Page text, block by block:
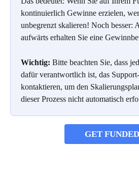
kontinuierlich Gewinne erzielen,
unbegrenzt skalieren! Noch besser:
aufwärts erhalten Sie eine
Wichtig: Bitte beachten Sie, dass
dafür verantwortlich ist, das
kontaktieren, um den
dieser Prozess nicht automatisch
GET